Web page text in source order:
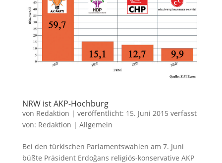
NRW ist AKP-Hochburg
von Redaktion | veröffentlicht: 15. Juni 2015 verfasst
von: Redaktion | Allgemein
Bei den türkischen Parlamentswahlen am 7. Juni
büßte Präsident Erdoğans religiös-konservative AKP